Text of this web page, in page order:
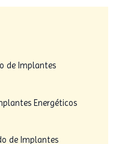
de Implantes
Energéticos
de Implantes